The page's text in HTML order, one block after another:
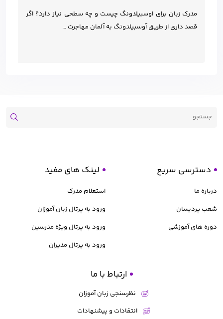
مدرک زبان برای اوسبیلدونگ چیست و چه سطحی نیاز دارد؟ اگر
قصد داری از طریق آوسبیلدونگ به آلمان مهاجرت …
دسترسی سریع
درباره ما
شعب پردیسان
دوره های آموزشی
لینک های مفید
استعلام مدرک
ورود به پرتال زبان آموزان
ورود به پرتال ویژه مدرسین
ورود به پرتال مدیران
ارتباط با ما
نظرسنجی زبان آموزان
انتقادات و پیشنهادات